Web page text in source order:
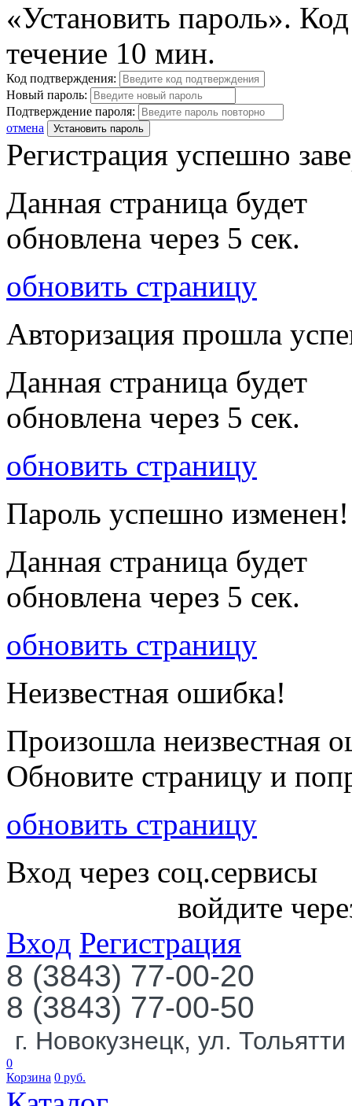
«Установить пароль».
течение 10 мин.
Код подтверждения:
Новый пароль:
Подтверждение пароля:
отмена
Установить пароль
Регистрация успешно
Данная страница будет
обновлена через 5 сек.
обновить страницу
Авторизация прошла
Данная страница будет
обновлена через 5 сек.
обновить страницу
Пароль успешно изменен!
Данная страница будет
обновлена через 5 сек.
обновить страницу
Неизвестная ошибка!
Произошла неизвестная
Обновите страницу и
обновить страницу
Вход через соц.сервисы
войдите
Вход Регистрация
8 (3843) 77-00-20
8 (3843) 77-00-50
г. Новокузнецк, ул.
0
Корзина 0 руб.